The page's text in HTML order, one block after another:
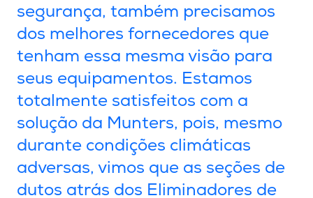
segurança, também precisamos
dos melhores fornecedores que
tenham essa mesma visão para
seus equipamentos. Estamos
totalmente satisfeitos com a
solução da Munters, pois, mesmo
durante condições climáticas
adversas, vimos que as seções de
dutos atrás dos Eliminadores de